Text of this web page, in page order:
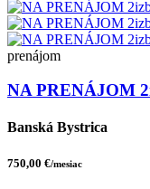
prenájom
NA PRENÁJOM
Banská Bystrica
750,00 €/mesiac